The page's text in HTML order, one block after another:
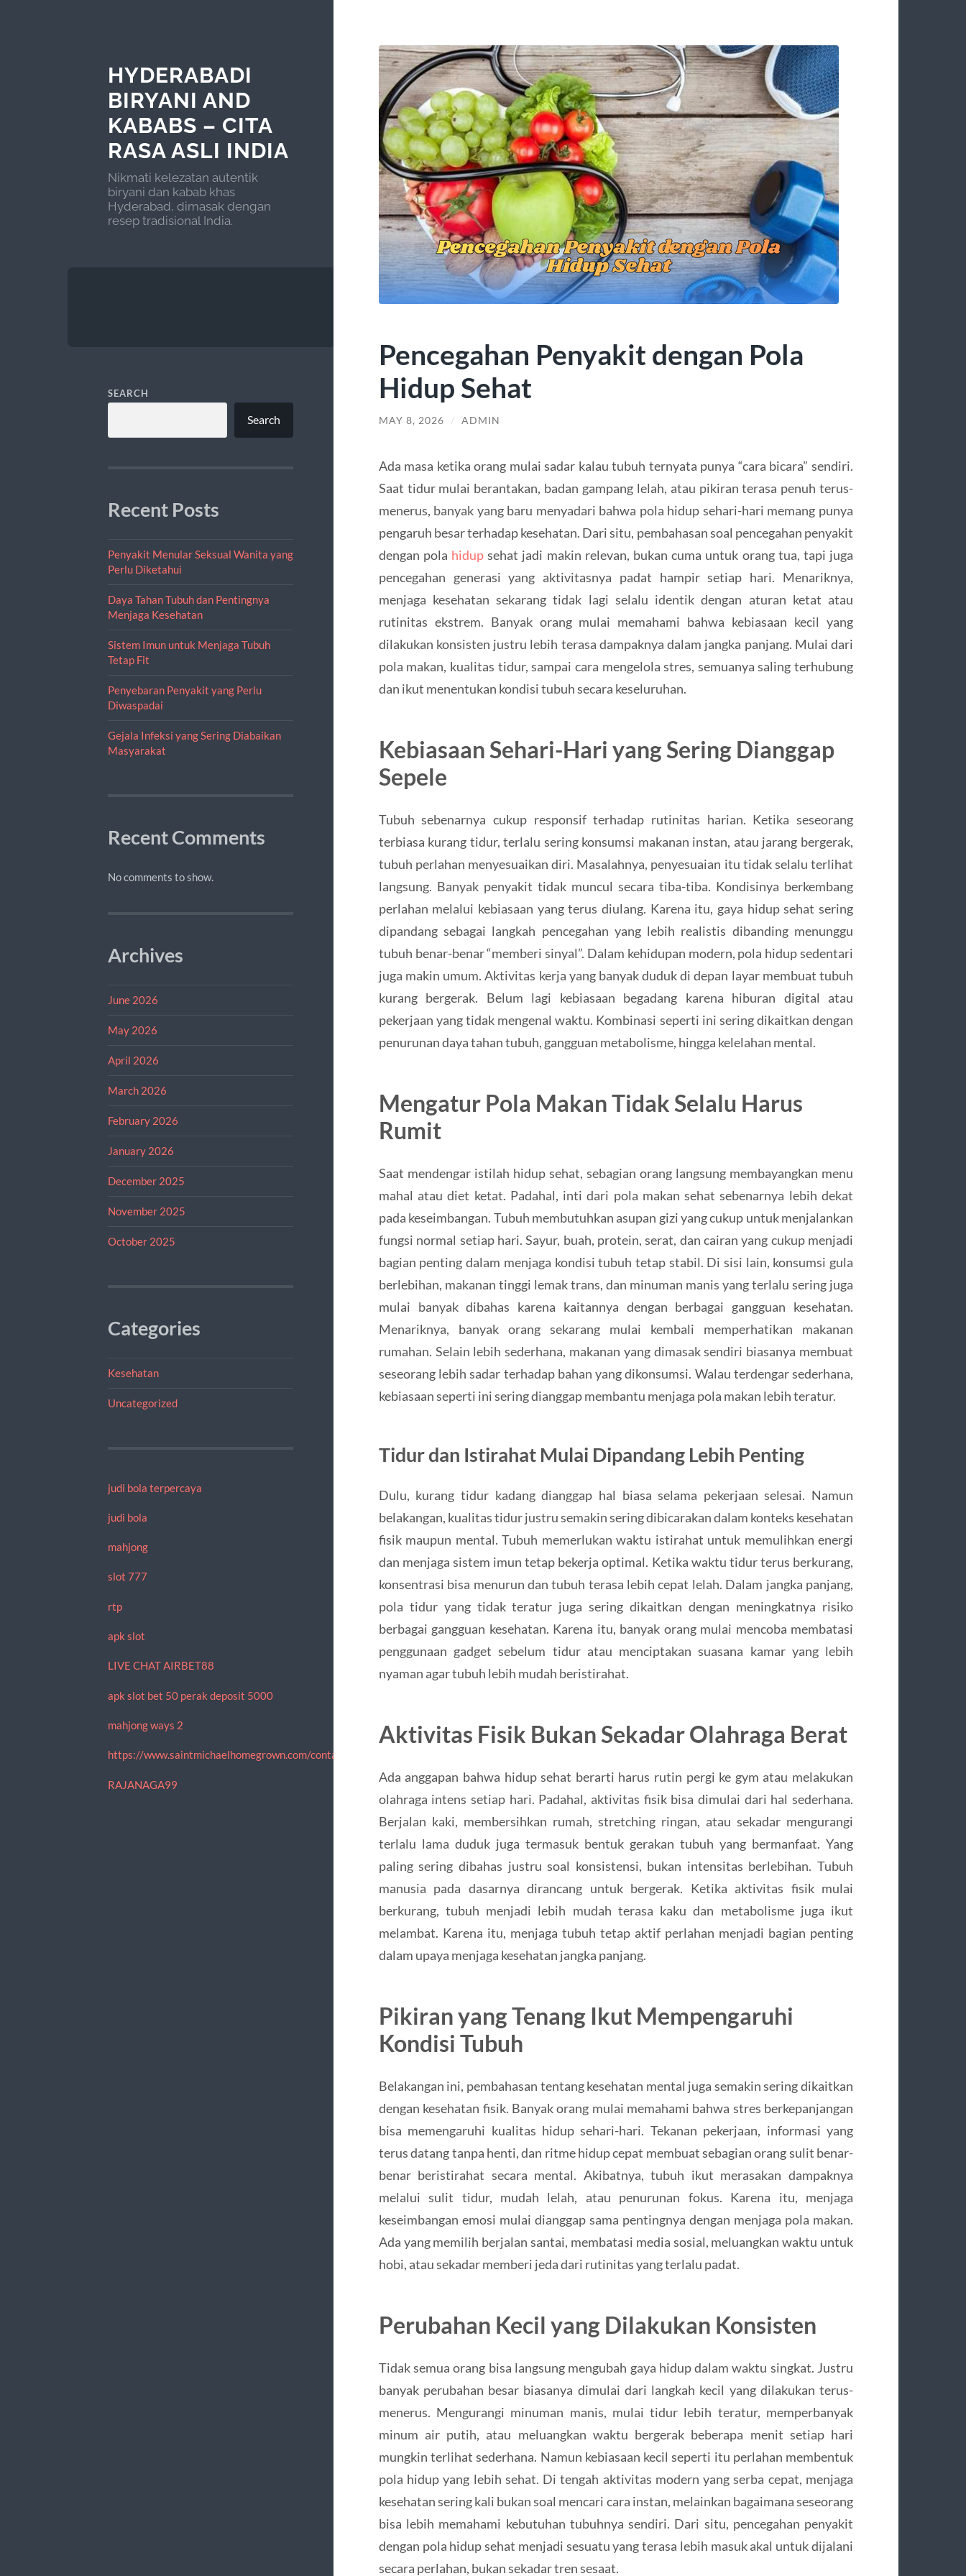
HYDERABADI
BIRYANI AND
KABABS – CITA
RASA ASLI INDIA
Nikmati kelezatan autentik
biryani dan kabab khas
Hyderabad, dimasak dengan
resep tradisional India.
SEARCH
Search
Recent Posts
Penyakit Menular Seksual Wanita yang
Perlu Diketahui
Daya Tahan Tubuh dan Pentingnya
Menjaga Kesehatan
Sistem Imun untuk Menjaga Tubuh
Tetap Fit
Penyebaran Penyakit yang Perlu
Diwaspadai
Gejala Infeksi yang Sering Diabaikan
Masyarakat
Recent Comments
No comments to show.
Archives
June 2026
May 2026
April 2026
March 2026
February 2026
January 2026
December 2025
November 2025
October 2025
Categories
Kesehatan
Uncategorized
judi bola terpercaya
judi bola
mahjong
slot 777
rtp
apk slot
LIVE CHAT AIRBET88
apk slot bet 50 perak deposit 5000
mahjong ways 2
https://www.saintmichaelhomegrown.com/contact
RAJANAGA99
Pencegahan Penyakit dengan Pola
Hidup Sehat
MAY 8, 2026 / ADMIN
Ada masa ketika orang mulai sadar kalau tubuh ternyata punya “cara bicara” sendiri.
Saat tidur mulai berantakan, badan gampang lelah, atau pikiran terasa penuh terus-
menerus, banyak yang baru menyadari bahwa pola hidup sehari-hari memang punya
pengaruh besar terhadap kesehatan. Dari situ, pembahasan soal pencegahan penyakit
dengan pola hidup sehat jadi makin relevan, bukan cuma untuk orang tua, tapi juga
pencegahan generasi yang aktivitasnya padat hampir setiap hari. Menariknya,
menjaga kesehatan sekarang tidak lagi selalu identik dengan aturan ketat atau
rutinitas ekstrem. Banyak orang mulai memahami bahwa kebiasaan kecil yang
dilakukan konsisten justru lebih terasa dampaknya dalam jangka panjang. Mulai dari
pola makan, kualitas tidur, sampai cara mengelola stres, semuanya saling terhubung
dan ikut menentukan kondisi tubuh secara keseluruhan.
Kebiasaan Sehari-Hari yang Sering Dianggap
Sepele
Tubuh sebenarnya cukup responsif terhadap rutinitas harian. Ketika seseorang
terbiasa kurang tidur, terlalu sering konsumsi makanan instan, atau jarang bergerak,
tubuh perlahan menyesuaikan diri. Masalahnya, penyesuaian itu tidak selalu terlihat
langsung. Banyak penyakit tidak muncul secara tiba-tiba. Kondisinya berkembang
perlahan melalui kebiasaan yang terus diulang. Karena itu, gaya hidup sehat sering
dipandang sebagai langkah pencegahan yang lebih realistis dibanding menunggu
tubuh benar-benar “memberi sinyal”. Dalam kehidupan modern, pola hidup sedentari
juga makin umum. Aktivitas kerja yang banyak duduk di depan layar membuat tubuh
kurang bergerak. Belum lagi kebiasaan begadang karena hiburan digital atau
pekerjaan yang tidak mengenal waktu. Kombinasi seperti ini sering dikaitkan dengan
penurunan daya tahan tubuh, gangguan metabolisme, hingga kelelahan mental.
Mengatur Pola Makan Tidak Selalu Harus
Rumit
Saat mendengar istilah hidup sehat, sebagian orang langsung membayangkan menu
mahal atau diet ketat. Padahal, inti dari pola makan sehat sebenarnya lebih dekat
pada keseimbangan. Tubuh membutuhkan asupan gizi yang cukup untuk menjalankan
fungsi normal setiap hari. Sayur, buah, protein, serat, dan cairan yang cukup menjadi
bagian penting dalam menjaga kondisi tubuh tetap stabil. Di sisi lain, konsumsi gula
berlebihan, makanan tinggi lemak trans, dan minuman manis yang terlalu sering juga
mulai banyak dibahas karena kaitannya dengan berbagai gangguan kesehatan.
Menariknya, banyak orang sekarang mulai kembali memperhatikan makanan
rumahan. Selain lebih sederhana, makanan yang dimasak sendiri biasanya membuat
seseorang lebih sadar terhadap bahan yang dikonsumsi. Walau terdengar sederhana,
kebiasaan seperti ini sering dianggap membantu menjaga pola makan lebih teratur.
Tidur dan Istirahat Mulai Dipandang Lebih Penting
Dulu, kurang tidur kadang dianggap hal biasa selama pekerjaan selesai. Namun
belakangan, kualitas tidur justru semakin sering dibicarakan dalam konteks kesehatan
fisik maupun mental. Tubuh memerlukan waktu istirahat untuk memulihkan energi
dan menjaga sistem imun tetap bekerja optimal. Ketika waktu tidur terus berkurang,
konsentrasi bisa menurun dan tubuh terasa lebih cepat lelah. Dalam jangka panjang,
pola tidur yang tidak teratur juga sering dikaitkan dengan meningkatnya risiko
berbagai gangguan kesehatan. Karena itu, banyak orang mulai mencoba membatasi
penggunaan gadget sebelum tidur atau menciptakan suasana kamar yang lebih
nyaman agar tubuh lebih mudah beristirahat.
Aktivitas Fisik Bukan Sekadar Olahraga Berat
Ada anggapan bahwa hidup sehat berarti harus rutin pergi ke gym atau melakukan
olahraga intens setiap hari. Padahal, aktivitas fisik bisa dimulai dari hal sederhana.
Berjalan kaki, membersihkan rumah, stretching ringan, atau sekadar mengurangi
terlalu lama duduk juga termasuk bentuk gerakan tubuh yang bermanfaat. Yang
paling sering dibahas justru soal konsistensi, bukan intensitas berlebihan. Tubuh
manusia pada dasarnya dirancang untuk bergerak. Ketika aktivitas fisik mulai
berkurang, tubuh menjadi lebih mudah terasa kaku dan metabolisme juga ikut
melambat. Karena itu, menjaga tubuh tetap aktif perlahan menjadi bagian penting
dalam upaya menjaga kesehatan jangka panjang.
Pikiran yang Tenang Ikut Mempengaruhi
Kondisi Tubuh
Belakangan ini, pembahasan tentang kesehatan mental juga semakin sering dikaitkan
dengan kesehatan fisik. Banyak orang mulai memahami bahwa stres berkepanjangan
bisa memengaruhi kualitas hidup sehari-hari. Tekanan pekerjaan, informasi yang
terus datang tanpa henti, dan ritme hidup cepat membuat sebagian orang sulit benar-
benar beristirahat secara mental. Akibatnya, tubuh ikut merasakan dampaknya
melalui sulit tidur, mudah lelah, atau penurunan fokus. Karena itu, menjaga
keseimbangan emosi mulai dianggap sama pentingnya dengan menjaga pola makan.
Ada yang memilih berjalan santai, membatasi media sosial, meluangkan waktu untuk
hobi, atau sekadar memberi jeda dari rutinitas yang terlalu padat.
Perubahan Kecil yang Dilakukan Konsisten
Tidak semua orang bisa langsung mengubah gaya hidup dalam waktu singkat. Justru
banyak perubahan besar biasanya dimulai dari langkah kecil yang dilakukan terus-
menerus. Mengurangi minuman manis, mulai tidur lebih teratur, memperbanyak
minum air putih, atau meluangkan waktu bergerak beberapa menit setiap hari
mungkin terlihat sederhana. Namun kebiasaan kecil seperti itu perlahan membentuk
pola hidup yang lebih sehat. Di tengah aktivitas modern yang serba cepat, menjaga
kesehatan sering kali bukan soal mencari cara instan, melainkan bagaimana seseorang
bisa lebih memahami kebutuhan tubuhnya sendiri. Dari situ, pencegahan penyakit
dengan pola hidup sehat menjadi sesuatu yang terasa lebih masuk akal untuk dijalani
secara perlahan, bukan sekadar tren sesaat.